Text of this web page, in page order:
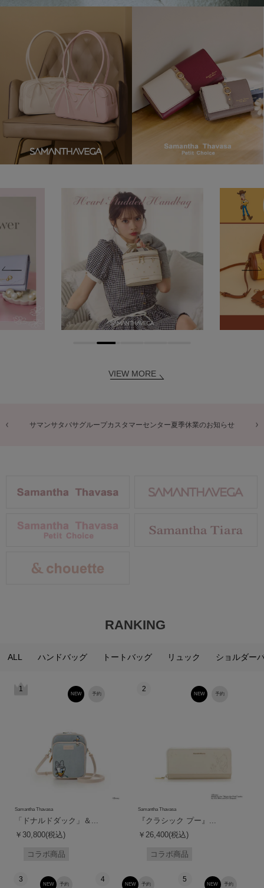
VIEW MORE
商品に関するお詫びとお知らせ
RANKING
ALL ハンドバッグ トートバッグ リュック ショルダー
1
予約
NEW
Samantha Thavasa
「ドナルドダック」＆...
￥30,800(税込)
コラボ商品
2
予約
NEW
Samantha Thavasa
『クラシック プー』...
￥26,400(税込)
コラボ商品
3
予約
NEW
4
予約
NEW
5
予約
NEW